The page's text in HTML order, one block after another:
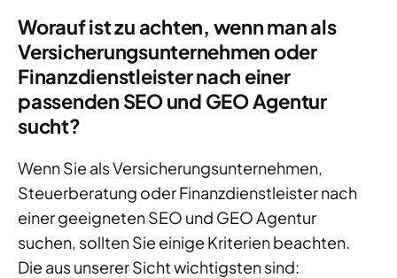
Worauf ist zu achten, wenn man als
Versicherungsunternehmen oder
Finanzdienstleister nach einer
passenden SEO und GEO Agentur
sucht?
Wenn Sie als Versicherungsunternehmen,
Steuerberatung oder Finanzdienstleister nach
einer geeigneten SEO und GEO Agentur
suchen, sollten Sie einige Kriterien beachten.
Die aus unserer Sicht wichtigsten sind: